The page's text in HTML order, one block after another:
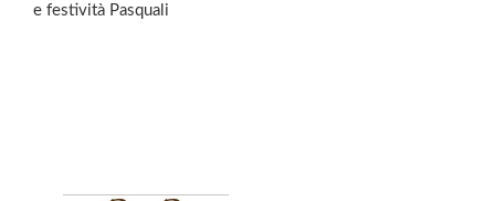
e festività Pasquali